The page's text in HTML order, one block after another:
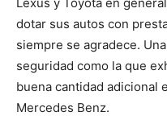
dotar sus autos con
siempre se agradece.
seguridad como la que
buena cantidad adicional
Mercedes Benz.